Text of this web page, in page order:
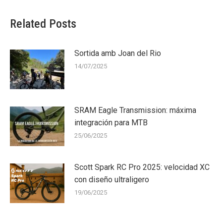
Related Posts
Sortida amb Joan del Rio
14/07/2025
SRAM Eagle Transmission: máxima
integración para MTB
25/06/2025
Scott Spark RC Pro 2025: velocidad XC
con diseño ultraligero
19/06/2025